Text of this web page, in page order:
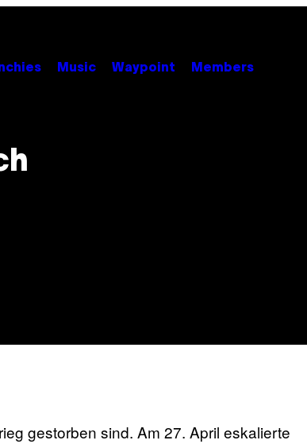
Music Waypoint Members
gestorben sind. Am 27. April eskalierte